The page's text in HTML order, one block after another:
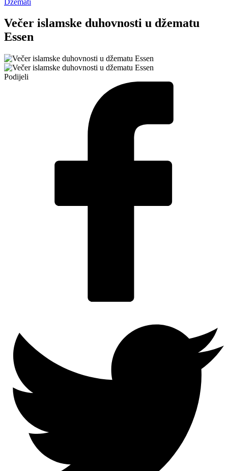
Večer islamske duhovnosti u džematu
Essen
Podijeli